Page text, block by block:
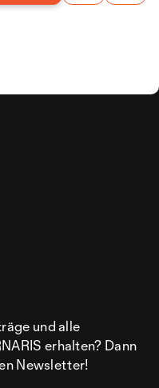
und alle
erhalten? Dann
Newsletter!